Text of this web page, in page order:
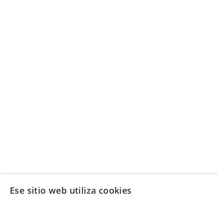
Ese sitio web utiliza cookies